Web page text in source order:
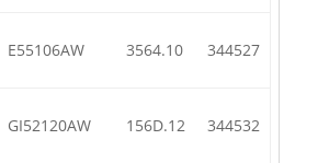
E55106AW 3564.10 344527
GI52120AW 156D.12 344532